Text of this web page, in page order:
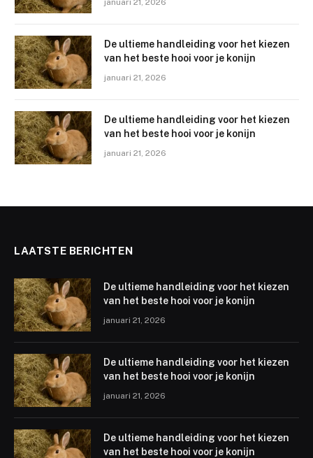
De ultieme handleiding voor het kiezen
van het beste hooi voor je konijn
januari 21, 2026
De ultieme handleiding voor het kiezen
van het beste hooi voor je konijn
januari 21, 2026
LAATSTE BERICHTEN
De ultieme handleiding voor het kiezen
van het beste hooi voor je konijn
januari 21, 2026
De ultieme handleiding voor het kiezen
van het beste hooi voor je konijn
januari 21, 2026
De ultieme handleiding voor het kiezen
van het beste hooi voor je konijn